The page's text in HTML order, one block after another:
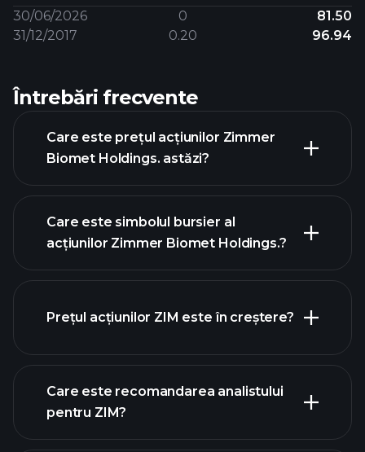
30/06/2026 0
81.50
31/12/2017
0.20 96.94
Întrebări frecvente
Care este prețul acțiunilor Zimmer
Biomet Holdings. astăzi?
graficul
Care este simbolul bursier al
acțiunilor Zimmer Biomet Holdings.?
Prețul acțiunilor ZIM este în creștere?
Care este recomandarea analistului
pentru ZIM?